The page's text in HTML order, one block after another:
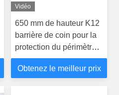
Vidéo
650 mm de hauteur K12
barrière de coin pour la
protection du périmètre
3M-6M longueur
Obtenez le meilleur prix